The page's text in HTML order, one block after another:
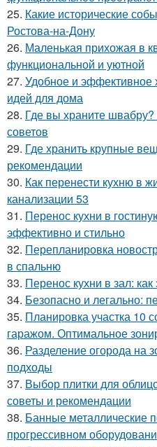
25. Какие исторические
Ростова-на-Дону
26. Маленькая прихожая в
функциональной и уютной
27. Удобное и эффективное
идей для дома
28. Где вы храните
советов
29. Где хранить крупные
рекомендации
30. Как перенести кухню в
канализации 53
31. Перенос кухни в
эффективно и стильно
32. Перепланировка
в спальню
33. Перенос кухни в зал:
34. Безопасно и легально:
35. Планировка участка 10
гаражом. Оптимальное
36. Разделение огорода на
подходы
37. Выбор плитки для
советы и рекомендации
38. Банные металлические
прогрессивном